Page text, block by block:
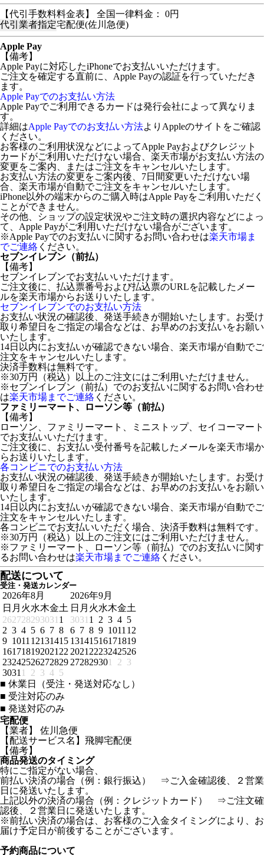
【代引手数料料金表】 全国一律料金： 0円
代引業者指定宅配便(佐川急便)
Apple Pay
【備考】
Apple Payに対応したiPhoneでお支払いいただけます。
ご注文を確定する直前に、Apple Payの認証を行っていただき
ます。
Apple Payでのお支払い方法
Apple Payでご利用できるカードは発行会社によって異なりま
す。
詳細はApple Payでのお支払い方法よりAppleのサイトをご確認
ください。
お客様のご利用状況などによってApple Payおよびクレジット
カードがご利用いただけない場合、楽天市場がお支払い方法の
変更をご案内、またはご注文をキャンセルいたします。
お支払い方法の変更をご案内後、7日間変更いただけない場
合、楽天市場が自動でご注文をキャンセルいたします。
iPhone以外の端末からのご購入時はApple Payをご利用いただく
ことができません。
その他、ショップの設定状況やご注文時の選択内容などによっ
て、Apple Payがご利用いただけない場合がございます。
※Apple Payでのお支払いに関するお問い合わせは楽天市場ま
でご連絡 ください。
セブンイレブン（前払）
【備考】
セブンイレブンでお支払いいただけます。
ご注文後に、払込票番号および払込票のURLを記載したメー
ルを楽天市場からお送りいたします。
セブンイレブンでのお支払い方法
お支払い状況の確認後、発送手続きが開始いたします。お受け
取り希望日をご指定の場合などは、お早めのお支払いをお願い
いたします。
14日以内にお支払いが確認できない場合、楽天市場が自動でご
注文をキャンセルいたします。
決済手数料は無料です。
※30万円（税込）以上のご注文にはご利用いただけません。
※セブンイレブン（前払）でのお支払いに関するお問い合わせ
は楽天市場までご連絡 ください。
ファミリーマート、ローソン等（前払）
【備考】
ローソン、ファミリーマート、ミニストップ、セイコーマート
でお支払いいただけます。
ご注文後に、お支払い受付番号を記載したメールを楽天市場か
らお送りいたします。
各コンビニでのお支払い方法
お支払い状況の確認後、発送手続きが開始いたします。お受け
取り希望日をご指定の場合などは、お早めのお支払いをお願い
いたします。
14日以内にお支払いが確認できない場合、楽天市場が自動でご
注文をキャンセルいたします。
各コンビニでお支払いいただく場合、決済手数料は無料です。
※30万円（税込）以上のご注文にはご利用いただけません。
※ファミリーマート、ローソン等（前払）でのお支払いに関す
るお問い合わせは楽天市場までご連絡 ください。
配送について
受注・発送カレンダー
2026年8月
日 月 火水木金土
262728293031 1
2 3 4 5 6 7 8
9 1011 12131415
161718192021 22
23242526272829
3031 1 2 3 4 5
2026年9月
日 月 火水木金土
3031 1 2 3 4 5
6 7 8 9 1011 12
13141516171819
2021 2223242526
272829301 2 3
■ 休業日（受注・発送対応なし）
■ 受注対応のみ
■ 発送対応のみ
宅配便
【業者】 佐川急便
【配送サービス名】飛脚宅配便
【備考】
商品発送のタイミング
特にご指定がない場合、
前払い決済の場合（例：銀行振込） ⇒ご入金確認後、２営業
日に発送いたします。
上記以外の決済の場合（例：クレジットカード） ⇒ご注文確
認後、２営業日に発送いたします。
※前払い決済の場合は、お客様のご入金タイミングにより、お
届け予定日が前後することがございます。
予約商品について